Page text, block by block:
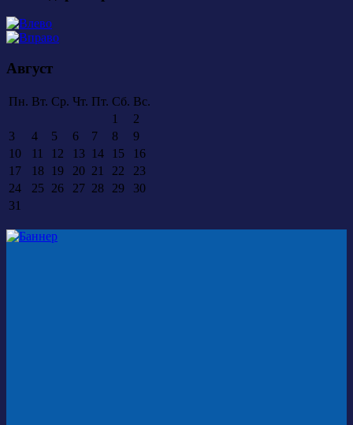
Август
Пн. Вт. Ср. Чт. Пт. Сб. Вс.
1
2
3
4 5 6 7 8
9
10
11 12 13 14 15
16
17
18 19 20 21 22
23
24
25 26 27 28 29
30
31